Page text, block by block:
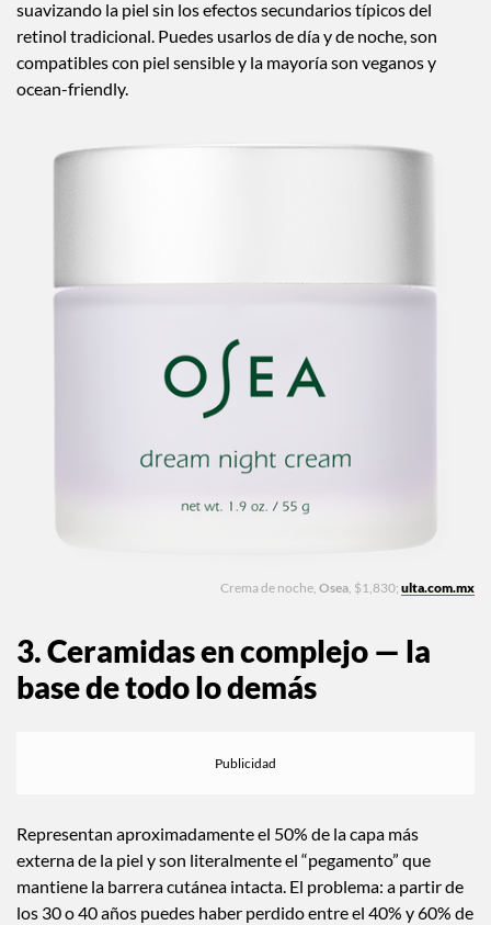
suavizando la piel sin los efectos secundarios típicos del
retinol tradicional. Puedes usarlos de día y de noche, son
compatibles con piel sensible y la mayoría son veganos y
ocean-friendly.
Crema de noche, Osea, $1,830; ulta.com.mx
3. Ceramidas en complejo — la
base de todo lo demás
Representan aproximadamente el 50% de la capa más
externa de la piel y son literalmente el “pegamento” que
mantiene la barrera cutánea intacta. El problema: a partir de
los 30 o 40 años puedes haber perdido entre el 40% y 60% de